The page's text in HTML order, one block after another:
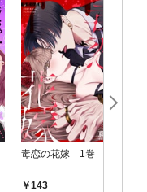
毒恋の花嫁 1巻
143